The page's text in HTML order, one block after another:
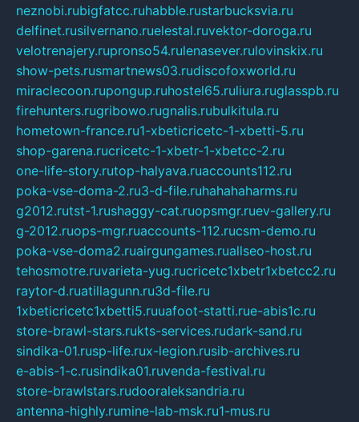
neznobi.rubigfatcc.ruhabble.rustarbucksvia.ru
delfinet.rusilvernano.ruelestal.ruvektor-doroga.ru
velotrenajery.rupronso54.rulenasever.rulovinskix.ru
show-pets.rusmartnews03.rudiscofoxworld.ru
miraclecoon.rupongup.ruhostel65.ruliura.ruglasspb.ru
firehunters.rugribowo.rugnalis.rubulkitula.ru
hometown-france.ru1-xbeticricetc-1-xbetti-5.ru
shop-garena.rucricetc-1-xbetr-1-xbetcc-2.ru
one-life-story.rutop-halyava.ruaccounts112.ru
poka-vse-doma-2.ru3-d-file.ruhahahaharms.ru
g2012.rutst-1.rushaggy-cat.ruopsmgr.ruev-gallery.ru
g-2012.ruops-mgr.ruaccounts-112.rucsm-demo.ru
poka-vse-doma2.ruairgungames.ruallseo-host.ru
tehosmotre.ruvarieta-yug.rucricetc1xbetr1xbetcc2.ru
raytor-d.ruatillagunn.ru3d-file.ru
1xbeticricetc1xbetti5.ruuafoot-statti.rue-abis1c.ru
store-brawl-stars.rukts-services.rudark-sand.ru
sindika-01.rusp-life.rux-legion.rusib-archives.ru
e-abis-1-c.rusindika01.ruvenda-festival.ru
store-brawlstars.rudooraleksandria.ru
antenna-highly.rumine-lab-msk.ru1-mus.ru